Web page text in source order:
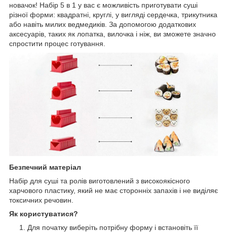
новачок! Набір 5 в 1 у вас є можливість приготувати суші
різної форми: квадратні, круглі, у вигляді сердечка, трикутника
або навіть милих ведмедиків. За допомогою додаткових
аксесуарів, таких як лопатка, вилочка і ніж, ви зможете значно
спростити процес готування.
Безпечний матеріал
Набір для суші та ролів виготовлений з високоякісного
харчового пластику, який не має сторонніх запахів і не виділяє
токсичних речовин.
Як користуватися?
Для початку виберіть потрібну форму і встановіть її